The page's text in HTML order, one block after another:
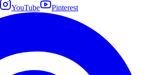
YouTube Pinterest